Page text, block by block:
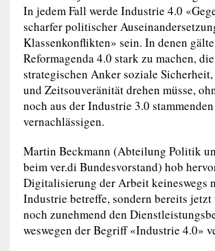
In jedem Fall werde Industrie 4.0
scharfer politischer
Klassenkonflikten» sein. In denen
Reformagenda 4.0 stark zu machen,
strategischen Anker soziale
und Zeitsouveränität drehen müsse,
noch aus der Industrie 3.0
vernachlässigen.
Martin Beckmann (Abteilung Politik
beim ver.di Bundesvorstand) hob
Digitalisierung der Arbeit keineswegs
Industrie betreffe, sondern bereits
noch zunehmend den
weswegen der Begriff «Industrie 4.0»